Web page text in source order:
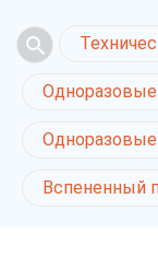
Одноразовые
Вспененный